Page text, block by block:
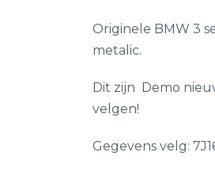
Originele BMW 3
metalic.
Dit zijn Demo
velgen!
Gegevens velg: